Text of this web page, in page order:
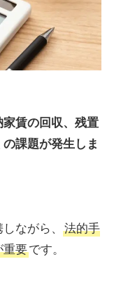
賃の回収、残置
課題が発生しま
ながら、
法的手
重要です。